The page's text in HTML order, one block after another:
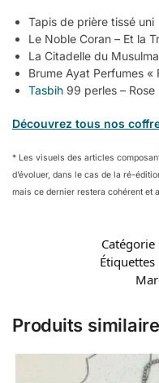
Tapis de prière tissé uni
Le Noble Coran – Et la
La Citadelle du
Brume Ayat Perfumes «
Tasbih 99 perles – Rose
Découvrez tous nos
* Les visuels des articles
d’évoluer, dans le cas de la ré-
mais ce dernier restera cohérent et
Catégorie
Étiquettes
Produits